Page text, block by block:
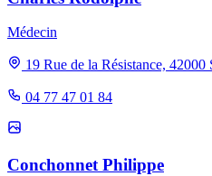
Médecin
19 Rue de la Résistance, 42000
04 77 47 01 84
Conchonnet Philippe